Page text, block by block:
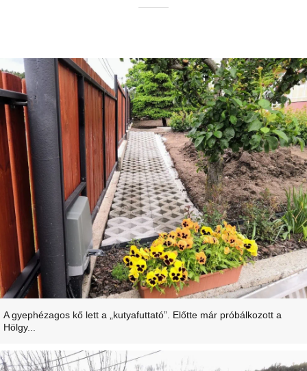
A gyephézagos kő lett a „kutyafuttató”. Előtte már próbálkozott a
Hölgy...